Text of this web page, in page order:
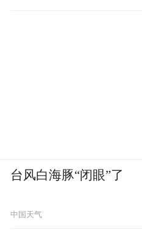
台风白海豚“闭眼”了
中国天气